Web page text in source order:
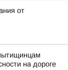
от
на дороге